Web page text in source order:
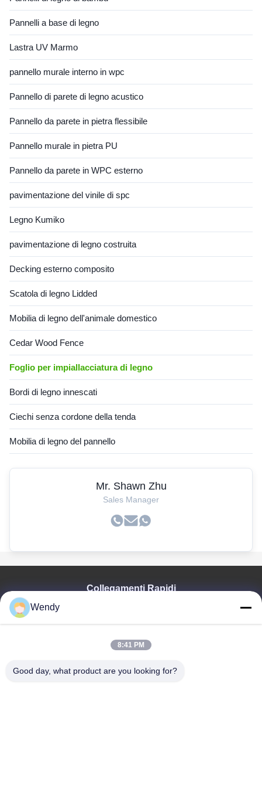
Pannelli a base di legno
Lastra UV Marmo
pannello murale interno in wpc
Pannello di parete di legno acustico
Pannello da parete in pietra flessibile
Pannello murale in pietra PU
Pannello da parete in WPC esterno
pavimentazione del vinile di spc
Legno Kumiko
pavimentazione di legno costruita
Decking esterno composito
Scatola di legno Lidded
Mobilia di legno dell'animale domestico
Cedar Wood Fence
Foglio per impiallacciatura di legno
Bordi di legno innescati
Ciechi senza cordone della tenda
Mobilia di legno del pannello
Mr. Shawn Zhu
Sales Manager
Collegamenti Rapidi
Prodotti
Video
Manifestazione Di VR
Circa Noi
Wendy
8:41 PM
Good day, what product are you looking for?